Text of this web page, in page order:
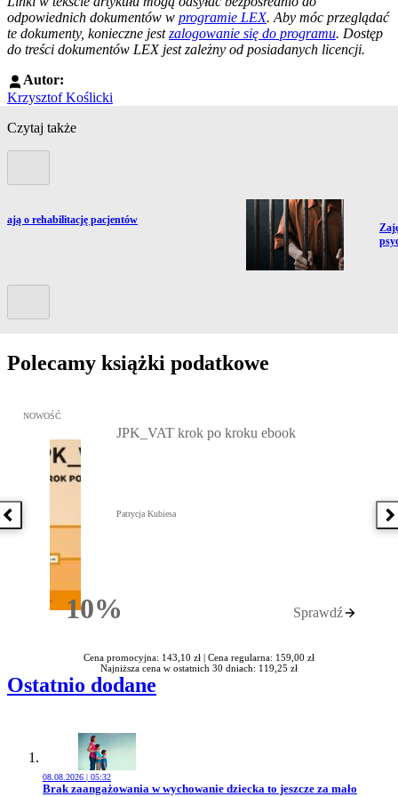
odpowiednich dokumentów w programie LEX. Aby móc przeglądać
te dokumenty, konieczne jestzalogowanie się do programu. Dostęp
do treści dokumentów LEX jest zależny od posiadanych licencji.
Autor:
Krzysztof Koślicki
Czytaj także
o rehabilitację pacjentów
Polecamy książki podatkowe
Poprzednia książka
Przejdź do: JPK_VAT krok po kroku ebook, Patrycja Kubiesa -
NOWOŚĆ
10%Rabatu
JPK_VAT krok po kroku ebook
Patrycja Kubiesa
Sprawdź
Cena promocyjna: 143,10 zł | Cena regularna: 159,00 zł
Najniższa cena w ostatnich 30 dniach: 119,25 zł
Ostatnio dodane
08.08.2026 | 05:32
Przejdź do artykułu:
Brak zaangażowania w wychowanie dziecka to jeszcze za mało